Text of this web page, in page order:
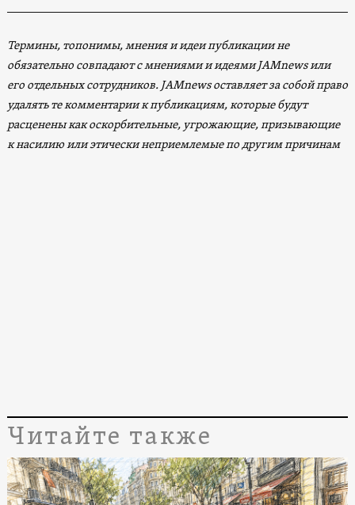
Термины, топонимы, мнения и идеи публикации не
обязательно совпадают с мнениями и идеями JAMnews или
его отдельных сотрудников. JAMnews оставляет за собой право
удалять те комментарии к публикациям, которые будут
расценены как оскорбительные, угрожающие, призывающие
к насилию или этически неприемлемые по другим причинам
Читайте также